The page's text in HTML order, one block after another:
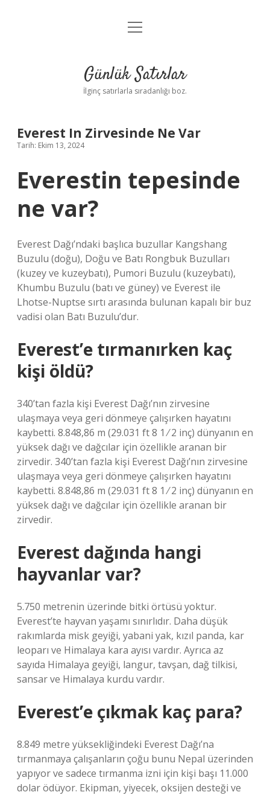
Anasayfa
Yasal Uyarı
menüyü
Günlük Satırlar
İlginç satırlarla sıradanlığı boz.
Everest In Zirvesinde Ne Var
Tarih: Ekim 13, 2024
Everestin tepesinde
ne var?
Everest Dağı’ndaki başlıca buzullar Kangshang
Buzulu (doğu), Doğu ve Batı Rongbuk Buzulları
(kuzey ve kuzeybatı), Pumori Buzulu (kuzeybatı),
Khumbu Buzulu (batı ve güney) ve Everest ile
Lhotse-Nuptse sırtı arasında bulunan kapalı bir buz
vadisi olan Batı Buzulu’dur.
Everest’e tırmanırken kaç
kişi öldü?
340’tan fazla kişi Everest Dağı’nın zirvesine
ulaşmaya veya geri dönmeye çalışırken hayatını
kaybetti. 8.848,86 m (29.031 ft 8 1 ⁄ 2 inç) dünyanın en
yüksek dağı ve dağcılar için özellikle aranan bir
zirvedir. 340’tan fazla kişi Everest Dağı’nın zirvesine
ulaşmaya veya geri dönmeye çalışırken hayatını
kaybetti. 8.848,86 m (29.031 ft 8 1 ⁄ 2 inç) dünyanın en
yüksek dağı ve dağcılar için özellikle aranan bir
zirvedir.
Everest dağında hangi
hayvanlar var?
5.750 metrenin üzerinde bitki örtüsü yoktur.
Everest’te hayvan yaşamı sınırlıdır. Daha düşük
rakımlarda misk geyiği, yabani yak, kızıl panda, kar
leoparı ve Himalaya kara ayısı vardır. Ayrıca az
sayıda Himalaya geyiği, langur, tavşan, dağ tilkisi,
sansar ve Himalaya kurdu vardır.
Everest’e çıkmak kaç para?
8.849 metre yüksekliğindeki Everest Dağı’na
tırmanmaya çalışanların çoğu bunu Nepal üzerinden
yapıyor ve sadece tırmanma izni için kişi başı 11.000
dolar ödüyor. Ekipman, yiyecek, oksijen desteği ve